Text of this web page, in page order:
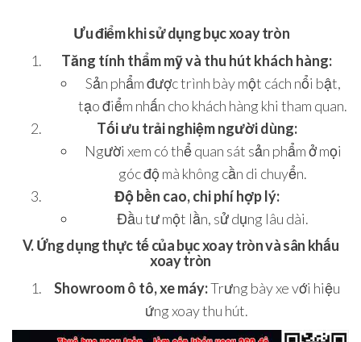
Ưu điểm khi sử dụng bục xoay tròn
Tăng tính thẩm mỹ và thu hút khách hàng:
Sản phẩm được trình bày một cách nổi bật,
tạo điểm nhấn cho khách hàng khi tham quan.
Tối ưu trải nghiệm người dùng:
Người xem có thể quan sát sản phẩm ở mọi
góc độ mà không cần di chuyển.
Độ bền cao, chi phí hợp lý:
Đầu tư một lần, sử dụng lâu dài.
V. Ứng dụng thực tế của bục xoay tròn và sân khấu
xoay tròn
Showroom ô tô, xe máy:Trưng bày xe với hiệu
ứng xoay thu hút.